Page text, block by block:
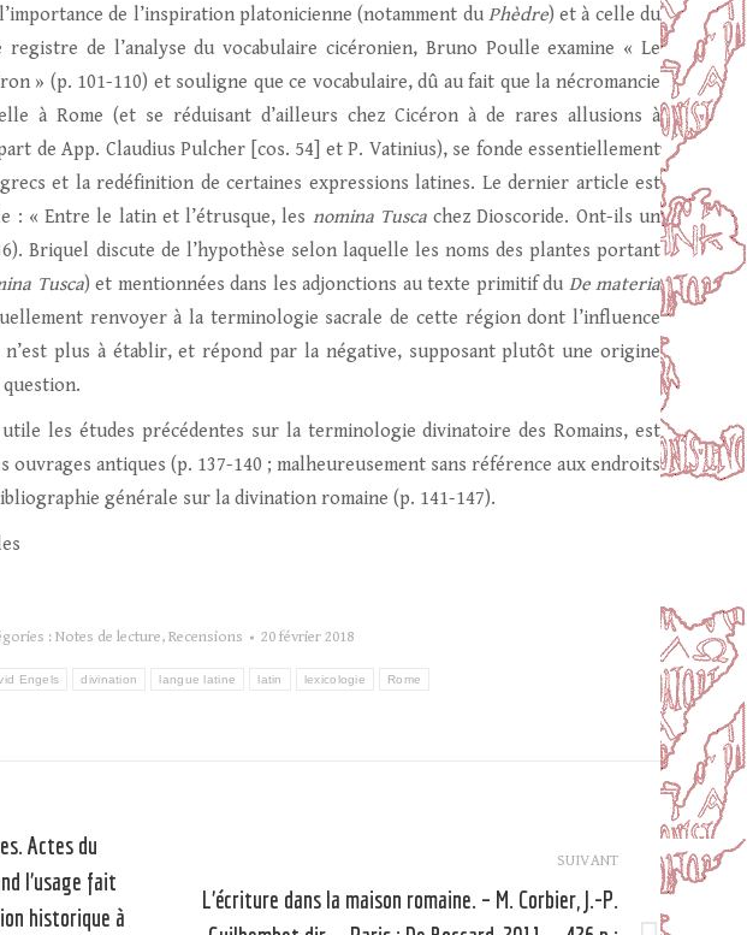
de l’inspiration platonicienne (notamment du Phèdre) et à celle du
de l’analyse du vocabulaire cicéronien, Bruno Poulle examine « Le
» (p. 101-110) et souligne que ce vocabulaire, dû au fait que la nécromancie
à Rome (et se réduisant d’ailleurs chez Cicéron à de rares allusions à
de App. Claudius Pulcher [cos. 54] et P. Vatinius), se fonde essentiellement
et la redéfinition de certaines expressions latines. Le dernier article est
: « Entre le latin et l’étrusque, les nomina Tuscachez Dioscoride. Ont-ils un
Briquel discute de l’hypothèse selon laquelle les noms des plantes portant
Tusca) et mentionnées dans les adjonctions au texte primitif du De materia
renvoyer à la terminologie sacrale de cette région dont l’influence
plus à établir, et répond par la négative, supposant plutôt une origine
les études précédentes sur la terminologie divinatoire des Romains, est
antiques (p. 137-140 ; malheureusement sans référence aux endroits
générale sur la divination romaine (p. 141-147).
:Notes de lecture, Recensions 20 février 2018
Engels divination langue latine latin lexicologie Rome
Actes du
l’usage fait
historique à
SUIVANT
L’écriture dans la maison romaine. – M. Corbier, J.-P.